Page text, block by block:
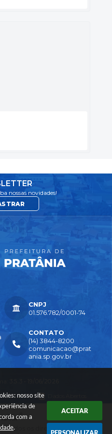
nosso site
de
com a
.
ACEITAR
nossas novidades!
CONTATO
(14) 3844-8200
comunicacao@prat
ania.sp.gov.br
CNPJ
01.576.782/0001-74
2026 16:55
Todos os direitos reservados -